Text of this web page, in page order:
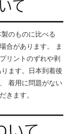
のものに比べる
合があります。 ま
リントのずれや剥
ます。日本到着後
着用に問題がない
きます。